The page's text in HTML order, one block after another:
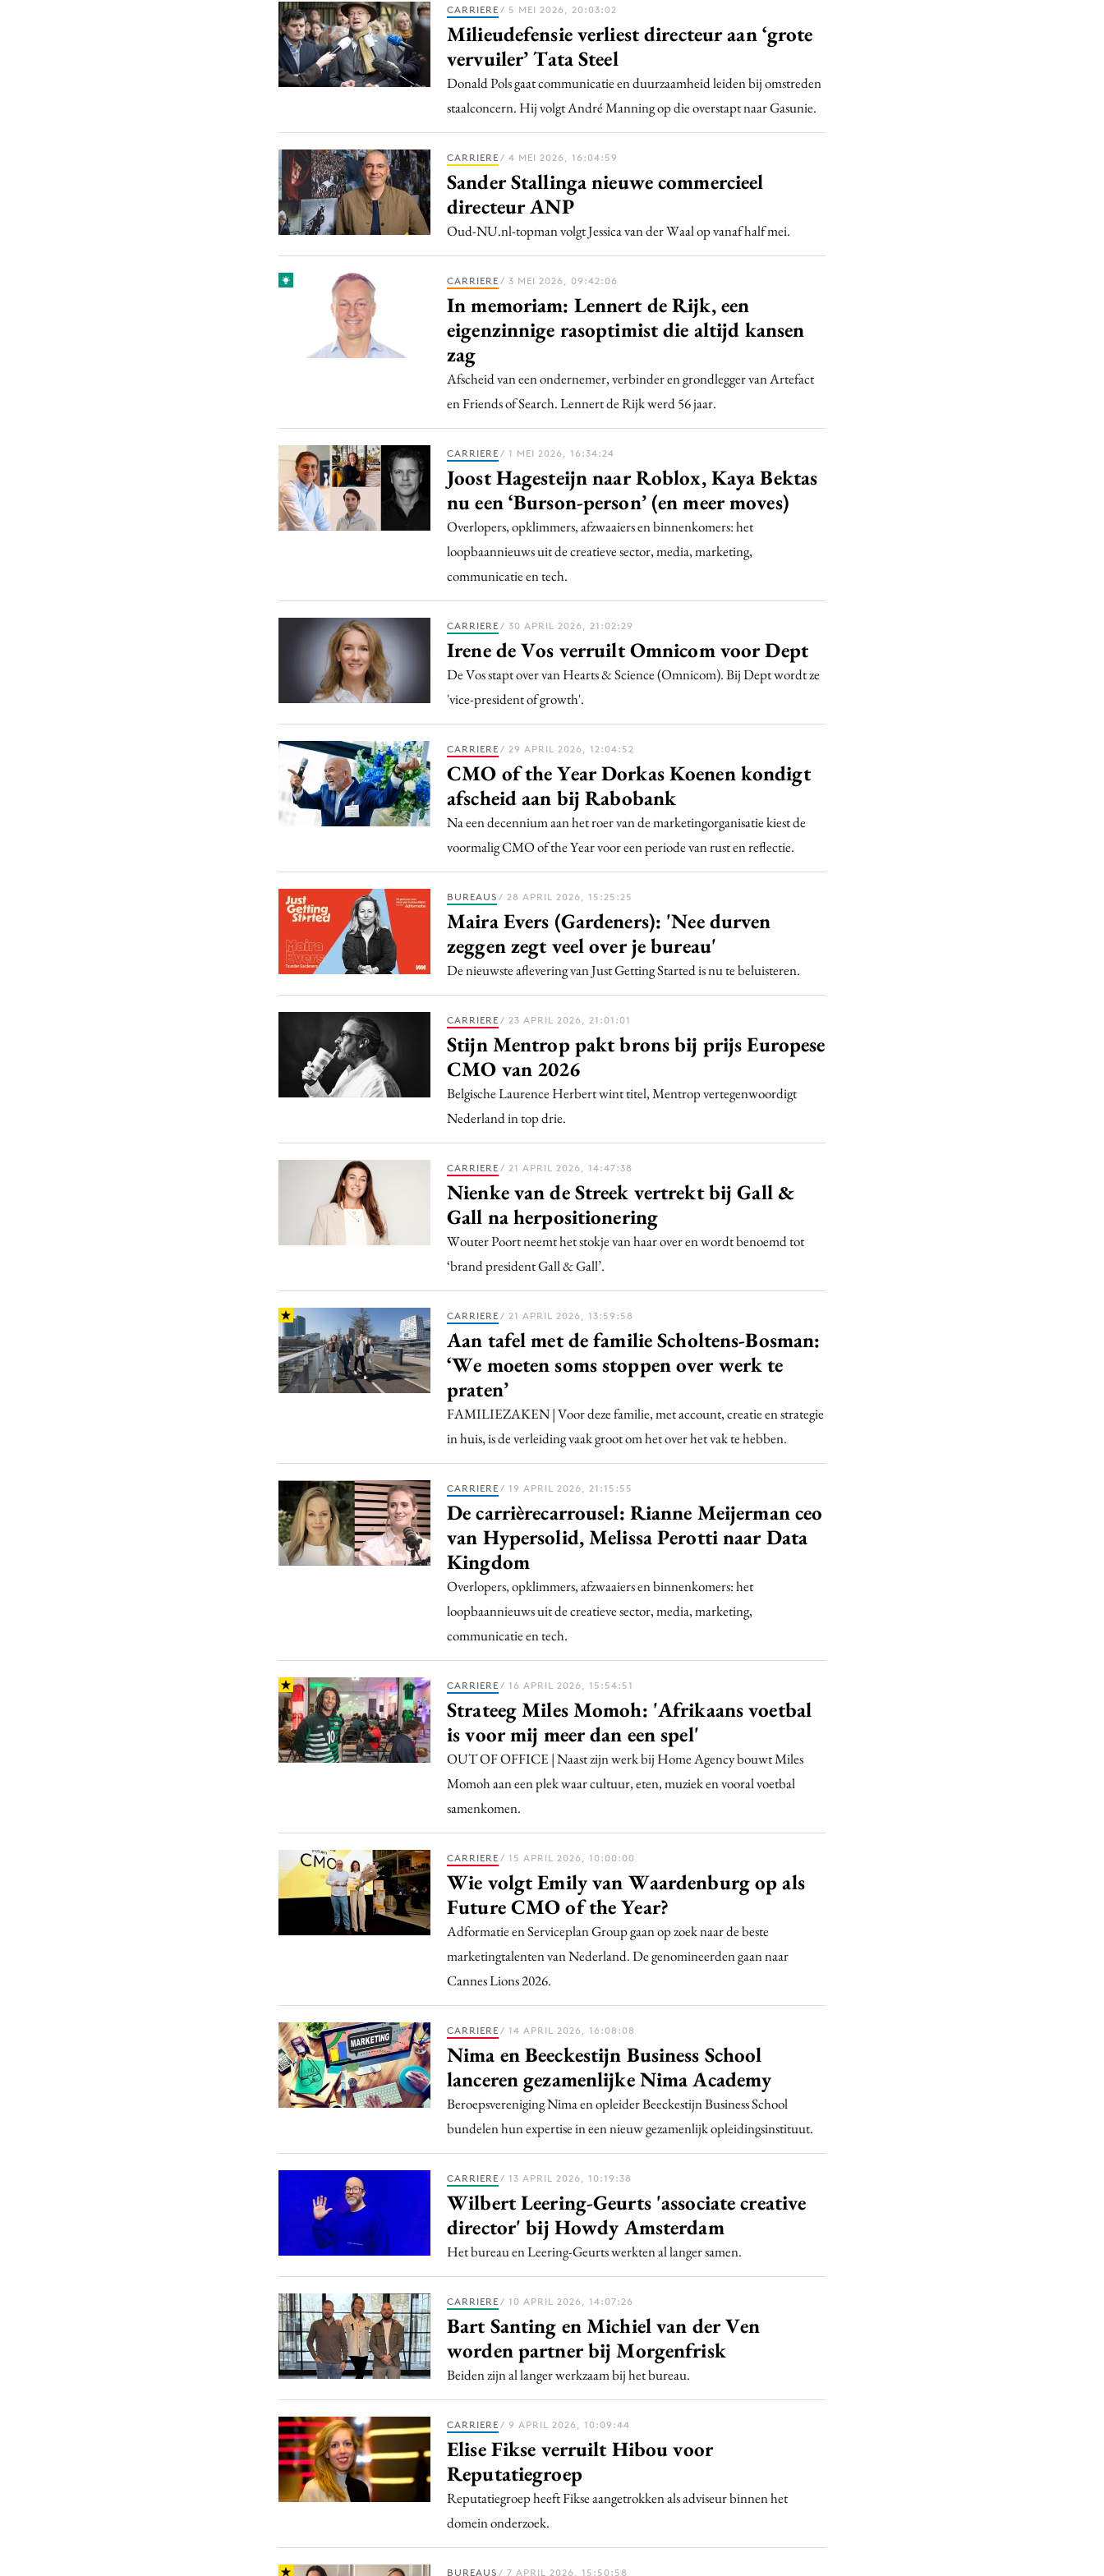
Gedragsverandering
Influencer marketing
Interne communicatie
Purpose Marketing
Reputatie & crisis
CARRIERE / 5 MEI 2026, 20:03:02
Milieudefensie verliest directeur aan ‘grote
vervuiler’ Tata Steel
Donald Pols gaat communicatie en duurzaamheid leiden bij omstreden
staalconcern. Hij volgt André Manning op die overstapt naar Gasunie.
CARRIERE / 4 MEI 2026, 16:04:59
Sander Stallinga nieuwe commercieel
directeur ANP
Oud-NU.nl-topman volgt Jessica van der Waal op vanaf half mei.
CARRIERE / 3 MEI 2026, 09:42:06
In memoriam: Lennert de Rijk, een
eigenzinnige rasoptimist die altijd kansen
zag
Afscheid van een ondernemer, verbinder en grondlegger van Artefact
en Friends of Search. Lennert de Rijk werd 56 jaar.
CARRIERE / 1 MEI 2026, 16:34:24
Joost Hagesteijn naar Roblox, Kaya Bektas
nu een ‘Burson-person’ (en meer moves)
Overlopers, opklimmers, afzwaaiers en binnenkomers: het
loopbaannieuws uit de creatieve sector, media, marketing,
communicatie en tech.
CARRIERE / 30 APRIL 2026, 21:02:29
Irene de Vos verruilt Omnicom voor Dept
De Vos stapt over van Hearts & Science (Omnicom). Bij Dept wordt ze
'vice-president of growth'.
CARRIERE / 29 APRIL 2026, 12:04:52
CMO of the Year Dorkas Koenen kondigt
afscheid aan bij Rabobank
Na een decennium aan het roer van de marketingorganisatie kiest de
voormalig CMO of the Year voor een periode van rust en reflectie.
BUREAUS / 28 APRIL 2026, 15:25:25
Maira Evers (Gardeners): 'Nee durven
zeggen zegt veel over je bureau'
De nieuwste aflevering van Just Getting Started is nu te beluisteren.
CARRIERE / 23 APRIL 2026, 21:01:01
Stijn Mentrop pakt brons bij prijs Europese
CMO van 2026
Belgische Laurence Herbert wint titel, Mentrop vertegenwoordigt
Nederland in top drie.
CARRIERE / 21 APRIL 2026, 14:47:38
Nienke van de Streek vertrekt bij Gall &
Gall na herpositionering
Wouter Poort neemt het stokje van haar over en wordt benoemd tot
‘brand president Gall & Gall’.
CARRIERE / 21 APRIL 2026, 13:59:58
Aan tafel met de familie Scholtens-Bosman:
‘We moeten soms stoppen over werk te
praten’
FAMILIEZAKEN | Voor deze familie, met account, creatie en strategie
in huis, is de verleiding vaak groot om het over het vak te hebben.
CARRIERE / 19 APRIL 2026, 21:15:55
De carrièrecarrousel: Rianne Meijerman ceo
van Hypersolid, Melissa Perotti naar Data
Kingdom
Overlopers, opklimmers, afzwaaiers en binnenkomers: het
loopbaannieuws uit de creatieve sector, media, marketing,
communicatie en tech.
CARRIERE / 16 APRIL 2026, 15:54:51
Strateeg Miles Momoh: 'Afrikaans voetbal
is voor mij meer dan een spel'
OUT OF OFFICE | Naast zijn werk bij Home Agency bouwt Miles
Momoh aan een plek waar cultuur, eten, muziek en vooral voetbal
samenkomen.
CARRIERE / 15 APRIL 2026, 10:00:00
Wie volgt Emily van Waardenburg op als
Future CMO of the Year?
Adformatie en Serviceplan Group gaan op zoek naar de beste
marketingtalenten van Nederland. De genomineerden gaan naar
Cannes Lions 2026.
CARRIERE / 14 APRIL 2026, 16:08:08
Nima en Beeckestijn Business School
lanceren gezamenlijke Nima Academy
Beroepsvereniging Nima en opleider Beeckestijn Business School
bundelen hun expertise in een nieuw gezamenlijk opleidingsinstituut.
CARRIERE / 13 APRIL 2026, 10:19:38
Wilbert Leering-Geurts 'associate creative
director' bij Howdy Amsterdam
Het bureau en Leering-Geurts werkten al langer samen.
CARRIERE / 10 APRIL 2026, 14:07:26
Bart Santing en Michiel van der Ven
worden partner bij Morgenfrisk
Beiden zijn al langer werkzaam bij het bureau.
CARRIERE / 9 APRIL 2026, 10:09:44
Elise Fikse verruilt Hibou voor
Reputatiegroep
Reputatiegroep heeft Fikse aangetrokken als adviseur binnen het
domein onderzoek.
BUREAUS / 7 APRIL 2026, 15:50:58